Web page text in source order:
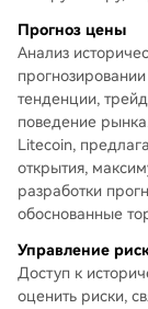
Прогноз цены
Анализ
тенденции,
поведение
Litecoin,
открытия,
разработки
обоснованные
Управление
Доступ к
оценить риски,